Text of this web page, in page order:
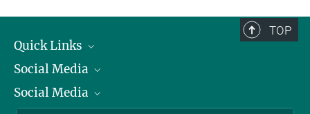
TOP
Quick Links
Präsident
Zahlen und Fakten
Social Media
Bluesky
Social Media